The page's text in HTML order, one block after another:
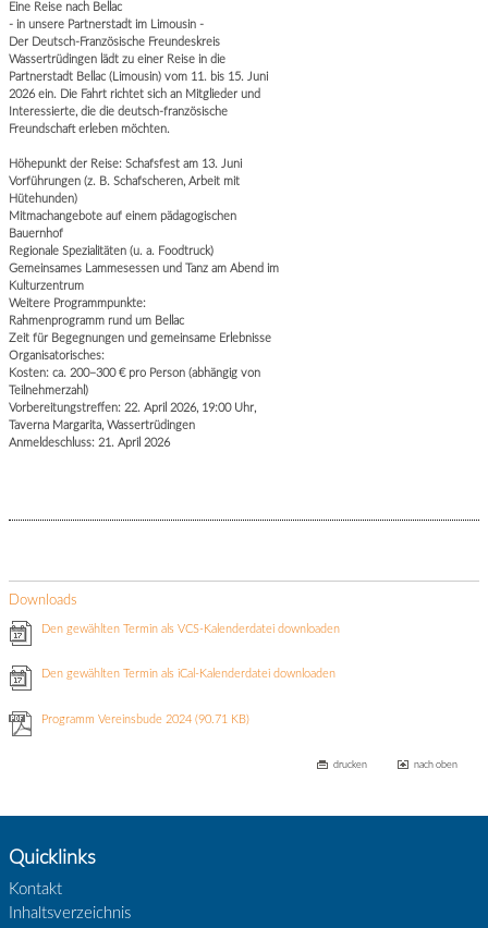
Eine Reise nach Bellac
- in unsere Partnerstadt im Limousin -
Der Deutsch-Französische Freundeskreis
Wassertrüdingen lädt zu einer Reise in die
Partnerstadt Bellac (Limousin) vom 11. bis 15. Juni
2026 ein. Die Fahrt richtet sich an Mitglieder und
Interessierte, die die deutsch-französische
Freundschaft erleben möchten.
Höhepunkt der Reise: Schafsfest am 13. Juni
Vorführungen (z. B. Schafscheren, Arbeit mit
Hütehunden)
Mitmachangebote auf einem pädagogischen
Bauernhof
Regionale Spezialitäten (u. a. Foodtruck)
Gemeinsames Lammesessen und Tanz am Abend im
Kulturzentrum
Weitere Programmpunkte:
Rahmenprogramm rund um Bellac
Zeit für Begegnungen und gemeinsame Erlebnisse
Organisatorisches:
Kosten: ca. 200–300 € pro Person (abhängig von
Teilnehmerzahl)
Vorbereitungstreffen: 22. April 2026, 19:00 Uhr,
Taverna Margarita, Wassertrüdingen
Anmeldeschluss: 21. April 2026
Downloads
Den gewählten Termin als VCS-Kalenderdatei downloaden
Den gewählten Termin als iCal-Kalenderdatei downloaden
Programm Vereinsbude 2024(90.71 KB)
drucken nach oben
Quicklinks
Kontakt
Inhaltsverzeichnis